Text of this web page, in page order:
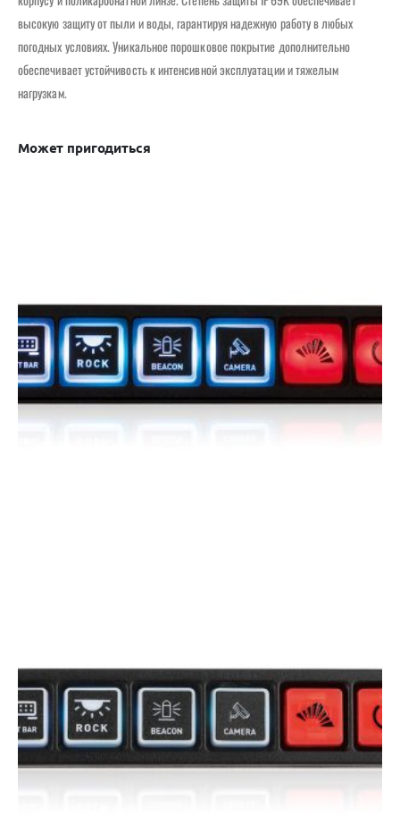
высокую защиту от пыли и воды, гарантируя надежную работу в любых
погодных условиях. Уникальное порошковое покрытие дополнительно
обеспечивает устойчивость к интенсивной эксплуатации и тяжелым
нагрузкам.
Может пригодиться